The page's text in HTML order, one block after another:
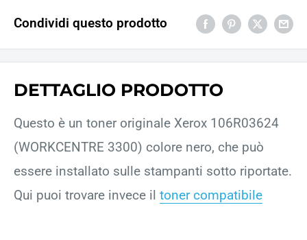
Condividi questo prodotto
DETTAGLIO PRODOTTO
Questo è un toner originale Xerox 106R03624
(WORKCENTRE 3300) colore nero, che può
essere installato sulle stampanti sotto riportate.
Qui puoi trovare invece il toner compatibile